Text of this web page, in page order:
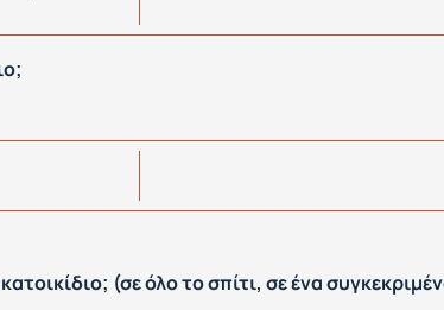
(σε όλο το σπίτι, σε ένα